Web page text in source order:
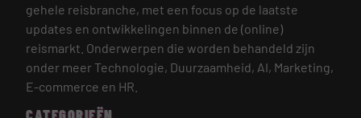
gehele reisbranche, met een focus op de laatste
updates en ontwikkelingen binnen de (online)
reismarkt. Onderwerpen die worden behandeld zijn
onder meer Technologie, Duurzaamheid, AI, Marketing,
E-commerce en HR.